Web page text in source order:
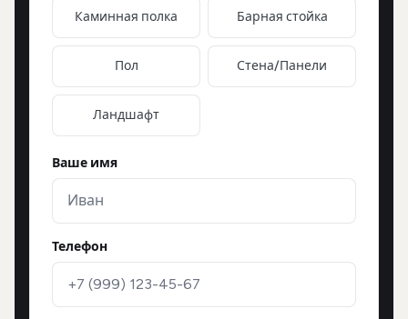
Каминная полка Барная стойка
Пол Стена/Панели
Ландшафт
Ваше имя
Телефон